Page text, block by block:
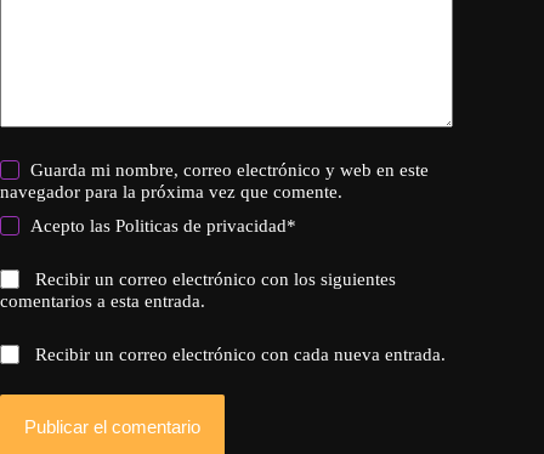
Guarda mi nombre, correo electrónico y web en este
navegador para la próxima vez que comente.
Acepto lasPoliticas de privacidad*
Recibir un correo electrónico con los siguientes
comentarios a esta entrada.
Recibir un correo electrónico con cada nueva entrada.
Publicar el comentario